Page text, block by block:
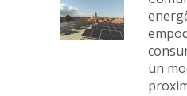
un